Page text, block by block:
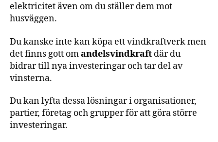
elektricitet även om du ställer dem mot
husväggen.
Du kanske inte kan köpa ett vindkraftverk men
det finns gott omandelsvindkraft där du
bidrar till nya investeringar och tar del av
vinsterna.
Du kan lyfta dessa lösningar i organisationer,
partier, företag och grupper för att göra större
investeringar.